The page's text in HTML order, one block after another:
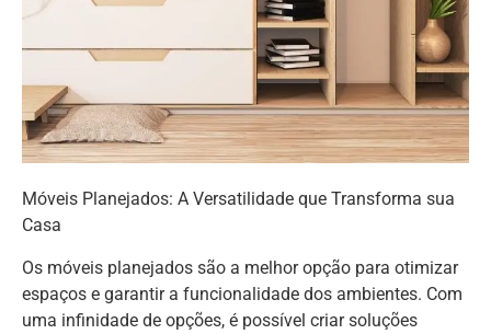
Móveis Planejados: A Versatilidade que Transforma sua
Casa
Os móveis planejados são a melhor opção para otimizar
espaços e garantir a funcionalidade dos ambientes. Com
uma infinidade de opções, é possível criar soluções